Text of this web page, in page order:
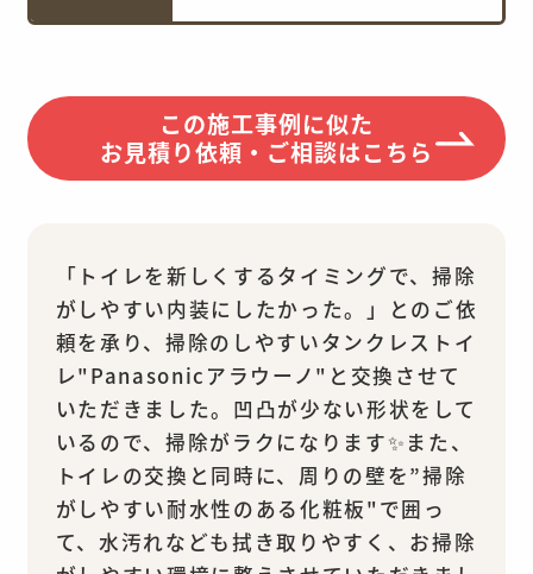
この施工事例に似た
お見積り依頼・ご相談はこちら
「トイレを新しくするタイミングで、掃除
がしやすい内装にしたかった。」とのご依
頼を承り、掃除のしやすいタンクレストイ
レ"Panasonicアラウーノ"と交換させて
いただきました。凹凸が少ない形状をして
いるので、掃除がラクになります✨また、
トイレの交換と同時に、周りの壁を”掃除
がしやすい耐水性のある化粧板"で囲っ
て、水汚れなども拭き取りやすく、お掃除